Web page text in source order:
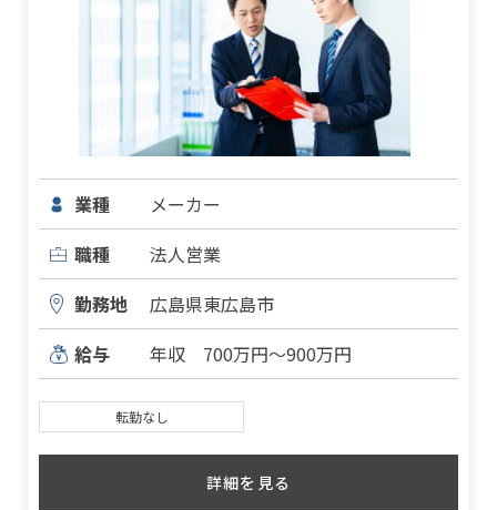
業種
メーカー
職種
法人営業
勤務地
広島県東広島市
給与
年収 700万円～900万円
転勤なし
詳細を見る